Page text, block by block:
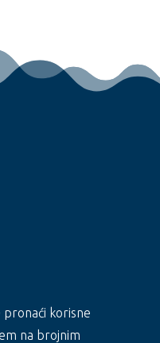
pronaći korisne
na brojnim